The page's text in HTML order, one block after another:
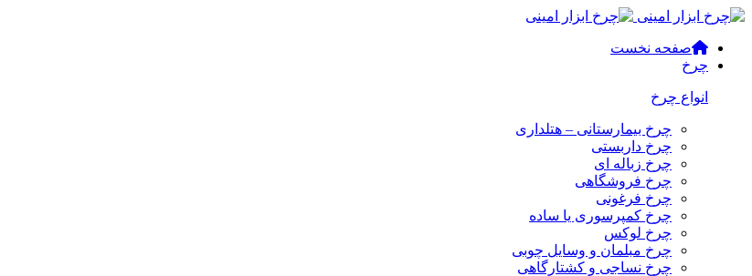
صفحه نخست
چرخ
انواع چرخ
چرخ بیمارستانی – هتلداری
چرخ داربستی
چرخ زباله ای
چرخ فروشگاهی
چرخ فرغونی
چرخ کمپرسوری یا ساده
چرخ لوکس
چرخ مبلمان و وسایل چوبی
چرخ نساجی و کشتارگاهی